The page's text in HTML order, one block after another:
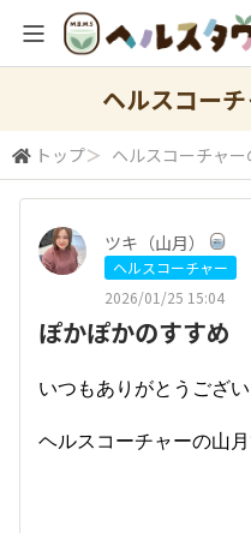
全体検索ヘルスコー
トップ＞ ヘルスコーチャ
ツキ（山月）
ヘルスコーチャー
2026/01/25 15:04
ぽかぽかのすすめ
いつもありがとうござ
ヘルスコーチャーの山